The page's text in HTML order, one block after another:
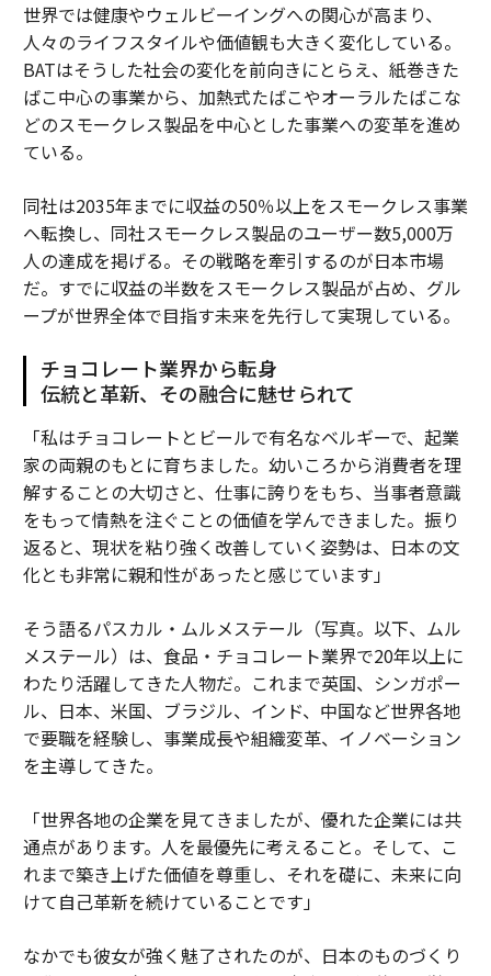
世界では健康やウェルビーイングへの関心が高まり、
人々のライフスタイルや価値観も大きく変化している。
BATはそうした社会の変化を前向きにとらえ、紙巻きた
ばこ中心の事業から、加熱式たばこやオーラルたばこな
どのスモークレス製品を中心とした事業への変革を進め
ている。
同社は2035年までに収益の50％以上をスモークレス事業
へ転換し、同社スモークレス製品のユーザー数5,000万
人の達成を掲げる。その戦略を牽引するのが日本市場
だ。すでに収益の半数をスモークレス製品が占め、グル
ープが世界全体で目指す未来を先行して実現している。
チョコレート業界から転身
伝統と革新、その融合に魅せられて
「私はチョコレートとビールで有名なベルギーで、起業
家の両親のもとに育ちました。幼いころから消費者を理
解することの大切さと、仕事に誇りをもち、当事者意識
をもって情熱を注ぐことの価値を学んできました。振り
返ると、現状を粘り強く改善していく姿勢は、日本の文
化とも非常に親和性があったと感じています」
そう語るパスカル・ムルメステール（写真。以下、ムル
メステール）は、食品・チョコレート業界で20年以上に
わたり活躍してきた人物だ。これまで英国、シンガポー
ル、日本、米国、ブラジル、インド、中国など世界各地
で要職を経験し、事業成長や組織変革、イノベーション
を主導してきた。
「世界各地の企業を見てきましたが、優れた企業には共
通点があります。人を最優先に考えること。そして、こ
れまで築き上げた価値を尊重し、それを礎に、未来に向
けて自己革新を続けていることです」
なかでも彼女が強く魅了されたのが、日本のものづくり